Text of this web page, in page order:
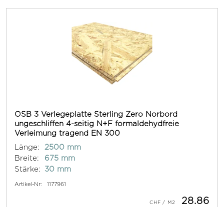
OSB 3 Verlegeplatte Sterling Zero Norbord
ungeschliffen 4-seitig N+F formaldehydfreie
Verleimung tragend EN 300
Länge:
2500 mm
Breite:
675 mm
Stärke:
30 mm
Artikel-Nr: 1177961
28.86